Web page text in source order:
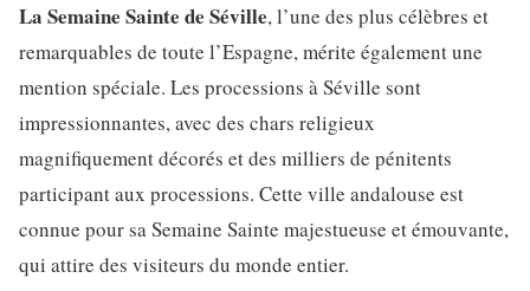
La Semaine Sainte de Séville, l’une des plus célèbres et
remarquables de toute l’Espagne, mérite également une
mention spéciale. Les processions à Séville sont
impressionnantes, avec des chars religieux
magnifiquement décorés et des milliers de pénitents
participant aux processions. Cette ville andalouse est
connue pour sa Semaine Sainte majestueuse et émouvante,
qui attire des visiteurs du monde entier.